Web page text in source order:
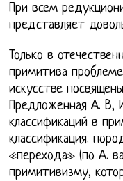
При всем
представляет
Только в
примитива
искусстве
Предложенная А. В,
классификаций в
классификация.
«перехода» (по А.
примитивизму,